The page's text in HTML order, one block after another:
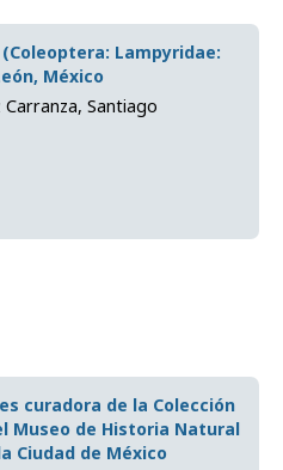
(Coleoptera: Lampyridae:
México
Santiago
curadora de la Colección
Museo de Historia Natural
Ciudad de México